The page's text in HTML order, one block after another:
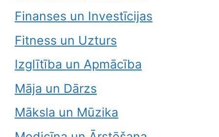
Finanses un Investīcijas
Fitness un Uzturs
Izglītība un Apmācība
Māja un Dārzs
Māksla un Mūzika